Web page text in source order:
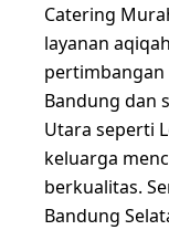
Catering
layanan
Bandung dan
Utara seperti
keluarga
berkualitas.
Bandung